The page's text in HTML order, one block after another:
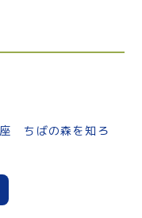
座 ちばの森を知ろ